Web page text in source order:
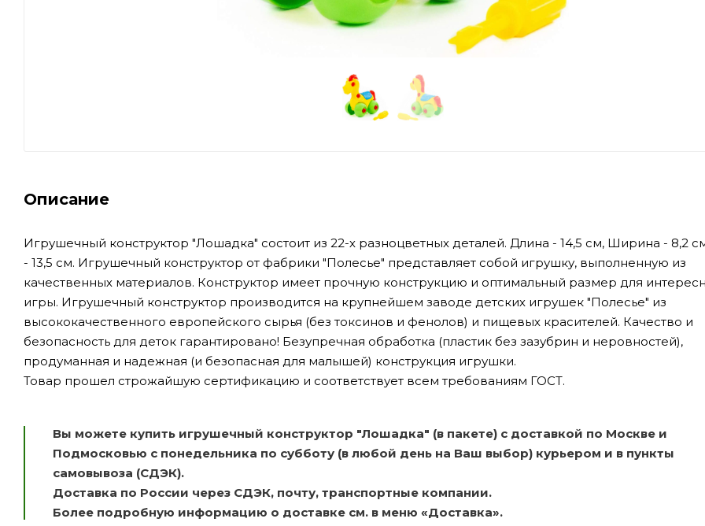
Описание
Игрушечный конструктор "Лошадка" состоит из 22-х разноцветных деталей. Длина - 14,5 см, Ширина - 8,2
- 13,5 см. Игрушечный конструктор от фабрики "Полесье" представляет собой игрушку, выполненную из
качественных материалов. Конструктор имеет прочную конструкцию и оптимальный размер для
игры. Игрушечный конструктор производится на крупнейшем заводе детских игрушек "Полесье" из
высококачественного европейского сырья (без токсинов и фенолов) и пищевых красителей. Качество и
безопасность для деток гарантировано! Безупречная обработка (пластик без зазубрин и неровностей),
продуманная и надежная (и безопасная для малышей) конструкция игрушки.
Товар прошел строжайшую сертификацию и соответствует всем требованиям ГОСТ.
Вы можете купить игрушечный конструктор "Лошадка" (в пакете) с доставкой по Москве и
Подмосковью с понедельника по субботу (в любой день на Ваш выбор) курьером и в пункты
самовывоза (СДЭК).
Доставка по России через СДЭК, почту, транспортные компании.
Более подробную информацию о доставке см. в меню «Доставка».